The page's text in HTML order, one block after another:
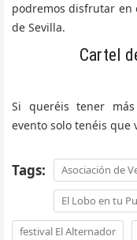
podremos disfrutar en
de Sevilla.
Cartel
Si queréis tener
evento solo tenéis que
Tags: Asociación de
El Lobo en tu
festival El Alternador